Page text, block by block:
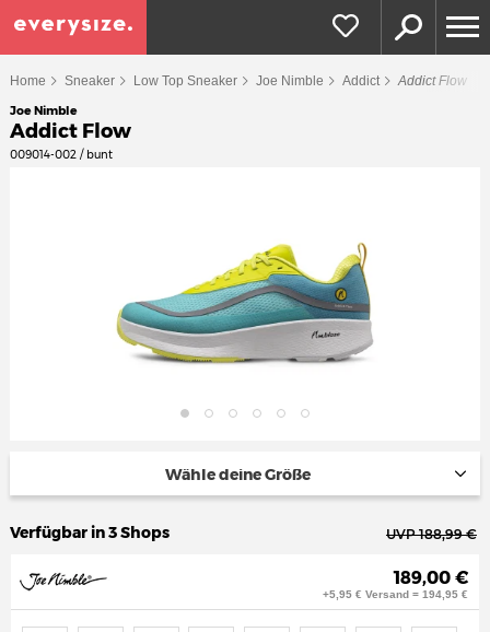
Home Sneaker Low Top Sneaker Joe Nimble Addict Addict Flow
Joe Nimble
Addict Flow
009014-002 / bunt
Wähle deine Größe
Verfügbar in 3 Shops UVP 188,99 €
189,00 €
+5,95 € Versand = 194,95 €